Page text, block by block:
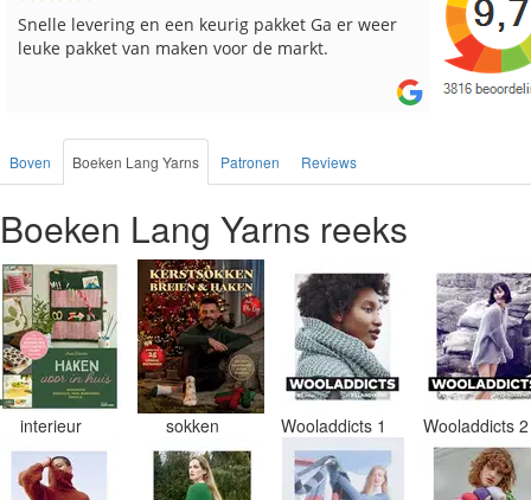
Reeds meerdere keren breigaren en breinaalden
besteld, altijd heel tevreden over de service.
Snelle
Boven Boeken Lang Yarns Patronen Reviews
Boeken Lang Yarns reeks
interieur sokken Wooladdicts 1 Wooladdicts